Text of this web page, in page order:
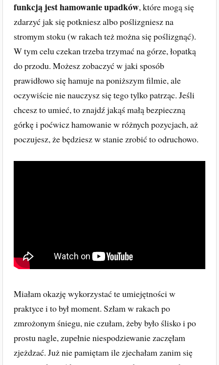
funkcją jest hamowanie upadków, które mogą się
zdarzyć jak się potkniesz albo poślizgniesz na
stromym stoku (w rakach też można się poślizgnąć).
W tym celu czekan trzeba trzymać na górze, łopatką
do przodu. Możesz zobaczyć w jaki sposób
prawidłowo się hamuje na poniższym filmie, ale
oczywiście nie nauczysz się tego tylko patrząc. Jeśli
chcesz to umieć, to znajdź jakąś małą bezpieczną
górkę i poćwicz hamowanie w różnych pozycjach, aż
poczujesz, że będziesz w stanie zrobić to odruchowo.
Miałam okazję wykorzystać te umiejętności w
praktyce i to był moment. Szłam w rakach po
zmrożonym śniegu, nie czułam, żeby było ślisko i po
prostu nagle, zupełnie niespodziewanie zaczęłam
zjeżdzać. Już nie pamiętam ile zjechałam zanim się